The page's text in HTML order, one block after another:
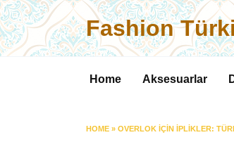
Skip
to
content
Fashion
Home Aksesuarlar
HOME » OVERLOK IÇIN IPLIKLER: